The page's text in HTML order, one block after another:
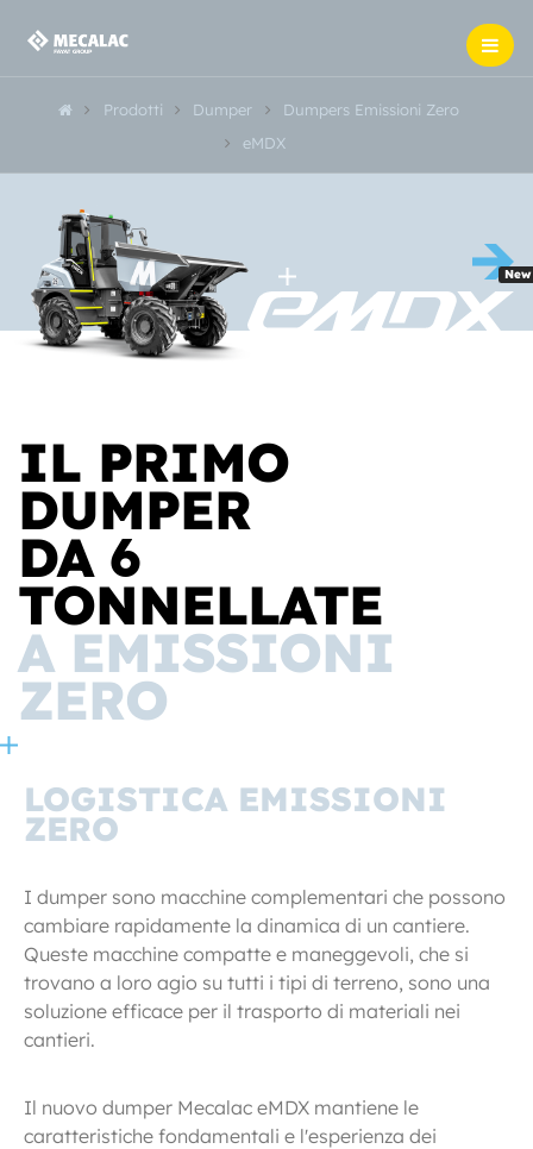
Prodotti Dumper
Dumpers Emissioni Zero
eMDX
New
IL PRIMO
DUMPER
DA 6
TONNELLATE
A EMISSIONI
ZERO
LOGISTICA EMISSIONI
ZERO
I dumper sono macchine complementari che possono
cambiare rapidamente la dinamica di un cantiere.
Queste macchine compatte e maneggevoli, che si
trovano a loro agio su tutti i tipi di terreno, sono una
soluzione efficace per il trasporto di materiali nei
cantieri.
Il nuovo dumper Mecalac eMDX mantiene le
caratteristiche fondamentali e l'esperienza dei